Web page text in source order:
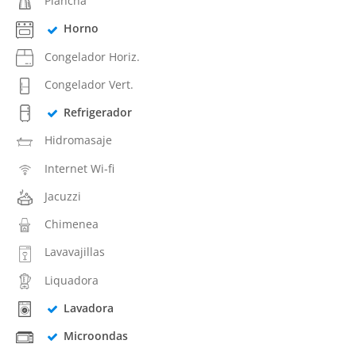
Horno
Congelador Horiz.
Congelador Vert.
Refrigerador
Hidromasaje
Internet Wi-fi
Jacuzzi
Chimenea
Lavavajillas
Liquadora
Lavadora
Microondas